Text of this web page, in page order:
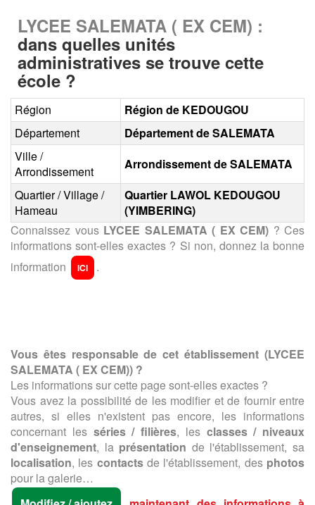
LYCEE SALEMATA ( EX CEM) :
dans quelles unités
administratives se trouve cette
école ?
Région
Région de KEDOUGOU
Département
Département de SALEMATA
Ville /
Arrondissement
Arrondissement de SALEMATA
Quartier / Village /
Hameau
Quartier LAWOL KEDOUGOU
(YIMBERING)
Connaissez vous LYCEE SALEMATA ( EX CEM) ? Ces
informations sont-elles exactes ? Si non, donnez la bonne
information
ICI .
Vous êtes responsable de cet établissement (LYCEE
SALEMATA ( EX CEM)) ?
Les informations sur cette page sont-elles exactes ?
Vous avez la possibilité de les modifier et de fournir entre
autres, si elles n'existent pas encore, les informations
concernant les séries / filières, les classes / niveaux
d'enseignement, la présentation de l'établissement, sa
localisation, les contactsde l'établissement, des photos
pour la galerie…